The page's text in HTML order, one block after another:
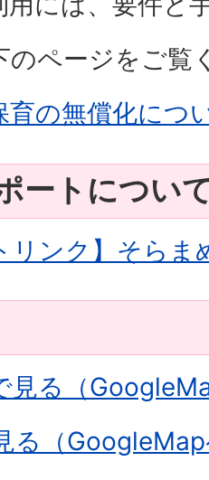
のページをご覧
育の無償化につ
ートについ
リンク】そら
見る（
る（